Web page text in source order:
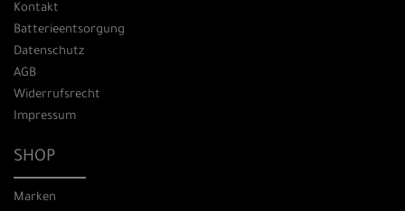
Kontakt
Batterieentsorgung
Datenschutz
AGB
Widerrufsrecht
Impressum
SHOP
Marken